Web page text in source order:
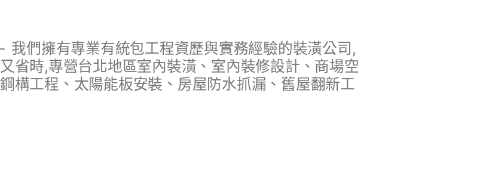
我們擁有專業有統包工程資歷與實務經驗的裝潢公司,
省時,專營台北地區室內裝潢、室內裝修設計、商場空
構工程、太陽能板安裝、房屋防水抓漏、舊屋翻新工